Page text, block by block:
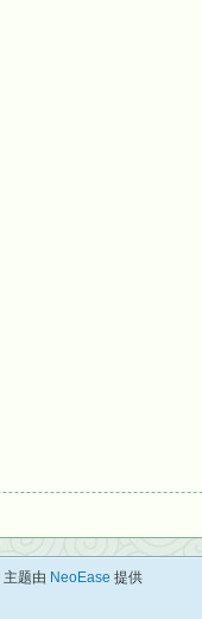
| 主题由 NeoEase 提供